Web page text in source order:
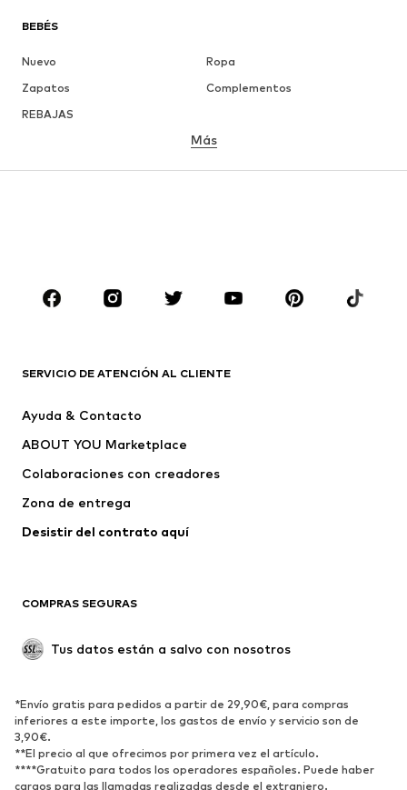
BEBÉS
Nuevo
Ropa
Zapatos
Complementos
REBAJAS
MARCAS
PUMA
Liewood
myMo KIDS
Más
SERVICIO DE ATENCIÓN AL CLIENTE
Ayuda & Contacto
ABOUT YOU Marketplace
Colaboraciones con creadores
Zona de entrega
Desistir del contrato aquí
COMPRAS SEGURAS
Tus datos están a salvo con nosotros
*Envío gratis para pedidos a partir de 29,90€, para compras
inferiores a este importe, los gastos de envío y servicio son de
3,90€.
**El precio al que ofrecimos por primera vez el artículo.
****Gratuito para todos los operadores españoles. Puede haber
cargos para las llamadas realizadas desde el extranjero.